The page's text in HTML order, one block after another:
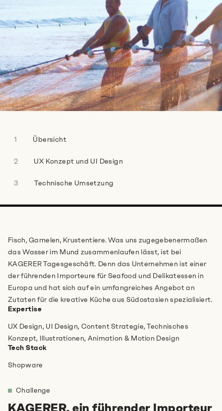
Übersicht
UX Konzept und UI Design
Technische Umsetzung
Fisch, Garnelen, Krustentiere. Was uns zugegebenermaßen
das Wasser im Mund zusammenlaufen lässt, ist bei
KAGERER Tagesgeschäft. Denn das Unternehmen ist einer
der führenden Importeure für Seafood und Delikatessen in
Europa und hat sich auf ein umfangreiches Angebot an
Zutaten für die kreative Küche aus Südostasien spezialisiert.
Expertise
UX Design, UI Design, Content Strategie, Technisches
Konzept, Illustrationen, Animation & Motion Design
Tech Stack
Shopware
Challenge
KAGERER, ein führender Importeur
dazu austauschen.
Firmenname*
Hast du noch mehr Infos für uns?
Ich stimme den